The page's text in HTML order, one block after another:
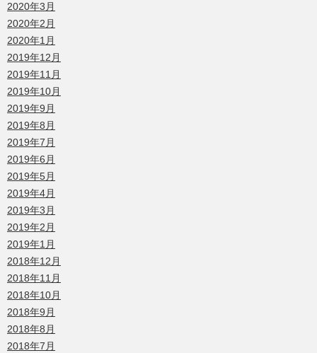
2020年3月
2020年2月
2020年1月
2019年12月
2019年11月
2019年10月
2019年9月
2019年8月
2019年7月
2019年6月
2019年5月
2019年4月
2019年3月
2019年2月
2019年1月
2018年12月
2018年11月
2018年10月
2018年9月
2018年8月
2018年7月